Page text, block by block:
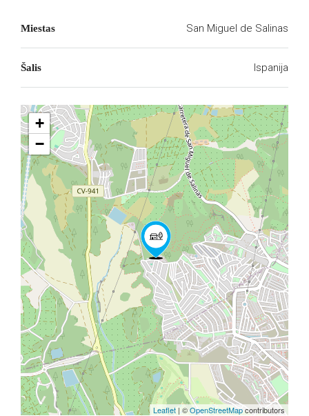
Miestas San Miguel de Salinas
Šalis Ispanija
+
−
Leaflet| ©OpenStreetMapcontributors